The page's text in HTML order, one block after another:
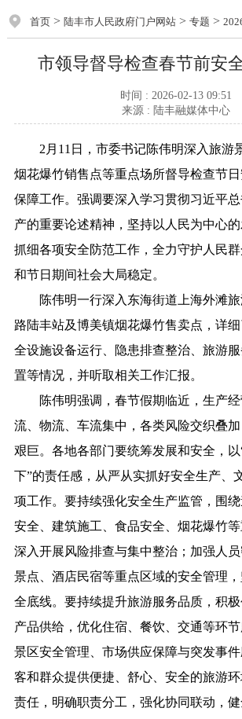
首页> 陆丰市人民政府门户网站> 专题 >
市领导督导检查春节前安
时间 : 2026-02-13 09:51
来源 : 陆丰融媒体中心
2月11日，市委书记陈伟明深入旅游景
烟花爆竹销售点等重点场所督导检查节
保障工作。强调要深入学习贯彻习近平
产的重要论述精神，坚持以人民为中心
抓细各项安全防范工作，全力守护人民
和节日期间社会大局稳定。
陈伟明一行深入东海街道上海外滩旅
路陆丰站及博美镇烟花爆竹售卖点，详
全设施设备运行、隐患排查整治、旅游
置等情况，并听取相关工作汇报。
陈伟明强调，春节假期临近，生产经
流、物流、车流集中，各类风险交织叠
艰巨。各地各部门要统筹发展和安全，
下”的责任感，从严从实抓好安全生产、
项工作。要持续强化安全生产监管，围
安全、建筑施工、食品安全、烟花爆竹等
深入开展风险排查与集中整治；加强人
景点、酒店民宿等重点区域的安全管理
全底线。要持续提升旅游服务品质，积
产品供给，优化住宿、餐饮、交通等环
景区安全管理、市场供应保障与突发事
客和群众提供便捷、舒心、安全的旅游
责任，明确职责分工，强化协同联动，